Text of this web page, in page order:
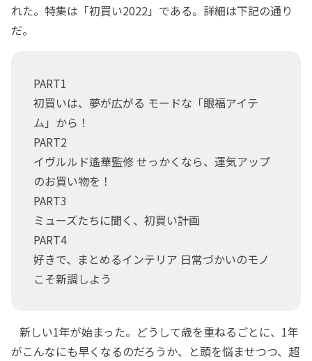
れた。特集は「初買い2022」である。詳細は下記の通り
だ。
PART1
初買いは、夢が広がる モードな「眼福アイテ
ム」から！
PART2
イヴルルド遙華監修 せっかくなら、運気アップ
のお買い物を！
PART3
ミューズたちに聞く、初買い計画
PART4
好きで、まとめるインテリア 日常づかいのモノ
こそ新調しよう
新しい1年が始まった。どうして歳を重ねるごとに、1年
がこんなにも早くなるのだろうか、と頭を悩ませつつ、超